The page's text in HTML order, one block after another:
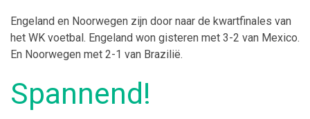
Engeland en Noorwegen zijn door naar de kwartfinales van
het WK voetbal. Engeland won gisteren met 3-2 van Mexico.
En Noorwegen met 2-1 van Brazilië.
Spannend!